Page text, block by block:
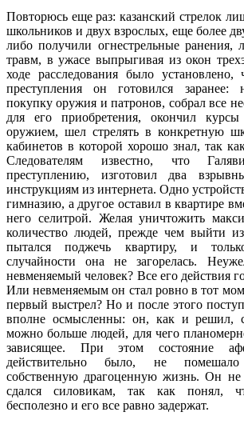
Повторюсь еще раз: казанский стрелок
школьников и двух взрослых, еще более
либо получили огнестрельные ранения,
травм, в ужасе выпрыгивая из окон
ходе расследования было
преступления он готовился заранее:
покупку оружия и патронов, собрал все
для его приобретения, окончил
оружием, шел стрелять в конкретную
кабинетов в которой хорошо знал, так
Следователям известно, что
преступлению, изготовил два
инструкциям из интернета. Одно
гимназию, а другое оставил в квартире
него селитрой. Желая уничтожить
количество людей, прежде чем выйти
пытался поджечь квартиру, и
случайности она не загорелась.
невменяемый человек? Все его действия
Или невменяемым он стал ровно в тот
первый выстрел? Но и после этого
вполне осмысленны: он, как и решил,
можно больше людей, для чего
зависящее. При этом состояние
действительно было, не
собственную драгоценную жизнь. Он не
сдался силовикам, так как понял,
бесполезно и его все равно задержат.